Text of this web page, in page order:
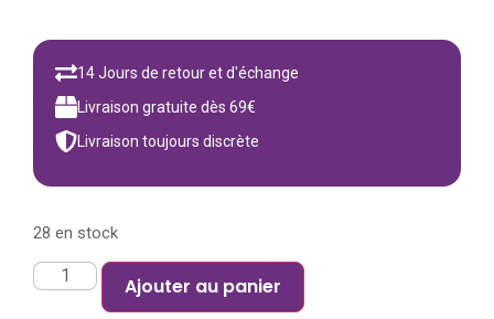
14 Jours de retour et d'échange
Livraison gratuite dès 69€
Livraison toujours discrète
28 en stock
Ajouter au panier